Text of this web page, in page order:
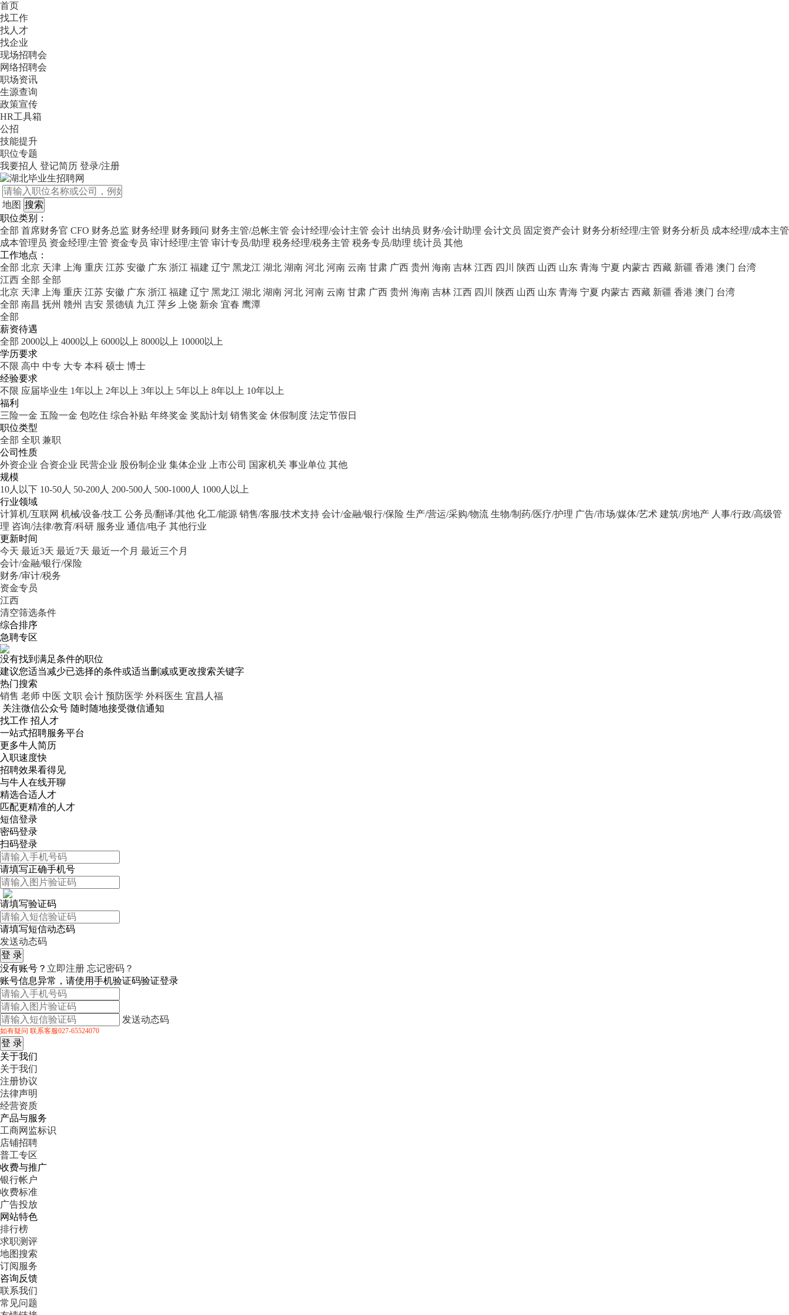
首页
找工作
找人才
找企业
现场招聘会
网络招聘会
职场资讯
生源查询
政策宣传
HR工具箱
公招
技能提升
职位专题
我要招人 登记简历 登录/注册
地图
职位类别：
全部 首席财务官 CFO 财务总监 财务经理 财务顾问 财务主管/总帐主管 会计经理/会计主管 会计 出纳员 财务/会计助理 会计文员 固定资产会计 财务分析经理/主管 财务分析员 成本经理/成本主管
成本管理员 资金经理/主管 资金专员 审计经理/主管 审计专员/助理 税务经理/税务主管 税务专员/助理 统计员 其他
工作地点：
全部 北京 天津 上海 重庆 江苏 安徽 广东 浙江 福建 辽宁 黑龙江 湖北 湖南 河北 河南 云南 甘肃 广西 贵州 海南 吉林 江西 四川 陕西 山西 山东 青海 宁夏 内蒙古 西藏 新疆 香港 澳门 台湾
江西 全部 全部
北京 天津 上海 重庆 江苏 安徽 广东 浙江 福建 辽宁 黑龙江 湖北 湖南 河北 河南 云南 甘肃 广西 贵州 海南 吉林 江西 四川 陕西 山西 山东 青海 宁夏 内蒙古 西藏 新疆 香港 澳门 台湾
全部 南昌 抚州 赣州 吉安 景德镇 九江 萍乡 上饶 新余 宜春 鹰潭
全部
薪资待遇
全部 2000以上 4000以上 6000以上 8000以上 10000以上
学历要求
不限 高中 中专 大专 本科 硕士 博士
经验要求
不限 应届毕业生 1年以上 2年以上 3年以上 5年以上 8年以上 10年以上
福利
三险一金 五险一金 包吃住 综合补贴 年终奖金 奖励计划 销售奖金 休假制度 法定节假日
职位类型
全部 全职 兼职
公司性质
外资企业 合资企业 民营企业 股份制企业 集体企业 上市公司 国家机关 事业单位 其他
规模
10人以下 10-50人 50-200人 200-500人 500-1000人 1000人以上
行业领域
计算机/互联网 机械/设备/技工 公务员/翻译/其他 化工/能源 销售/客服/技术支持 会计/金融/银行/保险 生产/营运/采购/物流 生物/制药/医疗/护理 广告/市场/媒体/艺术 建筑/房地产 人事/行政/高级管
理 咨询/法律/教育/科研 服务业 通信/电子 其他行业
更新时间
今天 最近3天 最近7天 最近一个月 最近三个月
会计/金融/银行/保险
财务/审计/税务
资金专员
江西
清空筛选条件
综合排序
急聘专区
没有找到满足条件的职位
建议您适当减少已选择的条件或适当删减或更改搜索关键字
热门搜索
销售 老师 中医 文职 会计 预防医学 外科医生 宜昌人福
关注微信公众号 随时随地接受微信通知
找工作 招人才
一站式招聘服务平台
更多牛人简历
入职速度快
招聘效果看得见
与牛人在线开聊
精选合适人才
匹配更精准的人才
短信登录
密码登录
扫码登录
请填写正确手机号
请填写验证码
请填写短信动态码
发送动态码
没有账号？ 立即注册 忘记密码？
账号信息异常，请使用手机验证码验证登录
发送动态码
如有疑问 联系客服027-65524070
关于我们
关于我们
注册协议
法律声明
经营资质
产品与服务
工商网监标识
店铺招聘
普工专区
收费与推广
银行帐户
收费标准
广告投放
网站特色
排行榜
求职测评
地图搜索
订阅服务
咨询反馈
联系我们
常见问题